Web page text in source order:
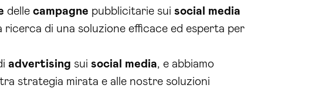
delle campagne pubblicitarie sui social media
di una soluzione efficace ed esperta per
advertising sui social media, e abbiamo
strategia mirata e alle nostre soluzioni